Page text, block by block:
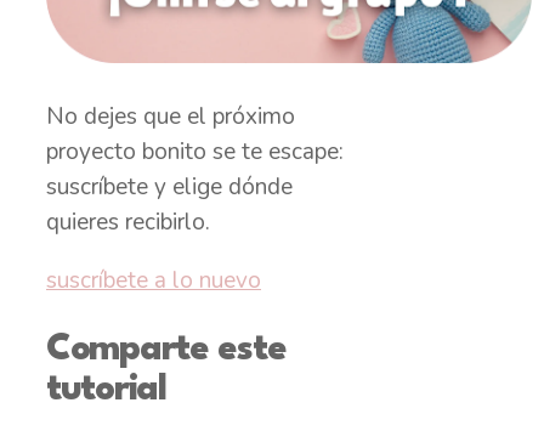
No dejes que el próximo
proyecto bonito se te escape:
suscríbete y elige dónde
quieres recibirlo.
suscríbete a lo nuevo
Comparte este
tutorial